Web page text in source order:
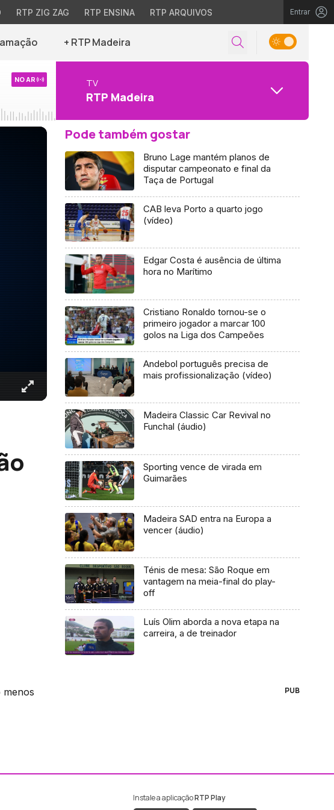
RTP ZIG ZAG RTP ENSINA RTP ARQUIVOS Entrar
+ RTP Madeira
NO AR TV
RTP Madeira
menos
Pode também gostar
Bruno Lage mantém planos de
disputar campeonato e final da
Taça de Portugal
CAB leva Porto a quarto jogo
(vídeo)
Edgar Costa é ausência de última
hora no Marítimo
Cristiano Ronaldo tornou-se o
primeiro jogador a marcar 100
golos na Liga dos Campeões
Andebol português precisa de
mais profissionalização (vídeo)
Madeira Classic Car Revival no
Funchal (áudio)
Sporting vence de virada em
Guimarães
Madeira SAD entra na Europa a
vencer (áudio)
Ténis de mesa: São Roque em
vantagem na meia-final do play-
off
Luís Olim aborda a nova etapa na
carreira, a de treinador
PUB
Instale a aplicaçãoRTP Play